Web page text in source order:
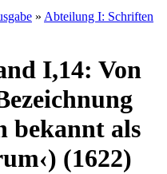
» Abteilung I: Schriften
I,14: Von
bekannt als
(1622)